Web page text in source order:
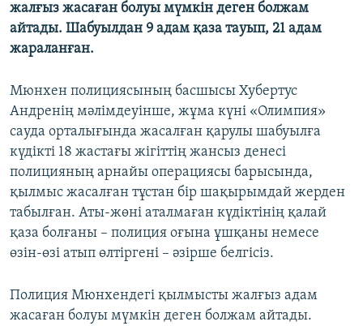
жалғыз жасаған болуы мүмкін деген болжам
айтады. Шабуылдан 9 адам қаза тауып, 21 адам
жараланған.
Мюнхен полициясының басшысы Хубертус
Андренің мәлімдеуінше, жұма күні «Олимпия»
сауда орталығында жасалған қарулы шабуылға
күдікті 18 жастағы жігіттің жансыз денесі
полицияның арнайы операциясы барысында,
қылмыс жасалған тұстан бір шақырымдай жерден
табылған. Аты-жөні аталмаған күдіктінің қалай
қаза болғаны – полиция оғына ұшқаны немесе
өзін-өзі атып өлтіргені – әзірше белгісіз.
Полиция Мюнхендегі қылмысты жалғыз адам
жасаған болуы мүмкін деген болжам айтады.